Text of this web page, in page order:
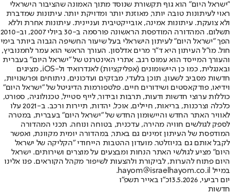
"ישראל היום" הוא גוף תקשורת שנוסד מתוך האמונה שהציבור הישראלי
ראוי לעיתונות טובה יותר, מאוזנת יותר ומדויקת יותר. עיתונות שמדברת
ולא צועקת. עיתונות אמינה, אובייקטיבית ועניינית. עיתונות אחרת וללא
תשלום. המהדורה המודפסת הראשונה פורסמה ב-30 ביולי 2007, וב-2010
הפך "ישראל היום" לעיתון הישראלי בעל שיעור החשיפה הגבוה ביותר בימי
חול. מו"ל העיתון היא ד"ר מרים אדלסון. העורך הראשי הוא עמר לחמנוביץ,
והעורך המייסד הוא עמוס רגב. אתרי האינטרנט של "ישראל היום" בעברית
ובאנגלית, כמו כן היישומונים (אפליקציות) לאנדרואיד ול-iOS, מציגים
חדשות מסביב לשעון, תוכן בלעדי, מבזקים ועדכונים, ניתוחים ופרשנויות,
וידיאו, פודקאסטים ושידורים חיים. פלטפורמות הדיגיטל של "ישראל היום"
כוללות ערוצי חדשות ודעות, תרבות ובידור, לייף סטייל, טכנולוגיה, ספורט,
כלכלה וצרכנות, בריאות, חיילים, אוכל, יהדות, תיירות ורכב. ב-2021 עלו
לאוויר האתר החדש והיישומון החדש של "ישראל היום" בעברית, במטרה
לספק לגולשים חוויה מהירה, עדכנית, בטוחה ונוחה. תכני המהדורה
המודפסת של העיתון זמינים גם באתר, במהדורה יומית מקוונת, ואפשר
לקבל אותם גם בניוזלטר. מועדון ההטבות הייחודי "הקליקה של ישראל
היום" מציע לגולשי האתר הנחות ומבצעים על מוצרים ושירותים. ישראל
היום פתוח להערות, לביקורת ולהצעות לשיפור מקהל הקוראים. פנו אלינו
במייל hayom@israelhayom.co.il.
יום רביעי, 13.5.2026
כ"ו באייר תשפ"ו
חדשות